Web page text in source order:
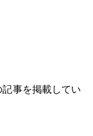
記事を掲載してい